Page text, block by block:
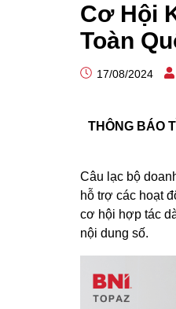
Cơ Hội
Toàn
17/08/2024
THÔNG BÁO
Câu lạc bộ
hỗ trợ các hoạt
cơ hội hợp tác
nội dung số.